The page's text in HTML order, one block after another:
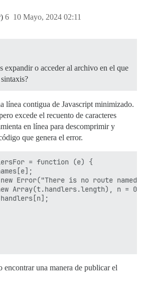
10 Mayo, 2024 02:11
6
expandir o acceder al archivo en el que
línea contigua de Javascript minimizado.
excede el recuento de caracteres
en línea para descomprimir y
que genera el error.
= function (e) {
Error("There is no route named
Array(t.handlers.length), n =
encontrar una manera de publicar el